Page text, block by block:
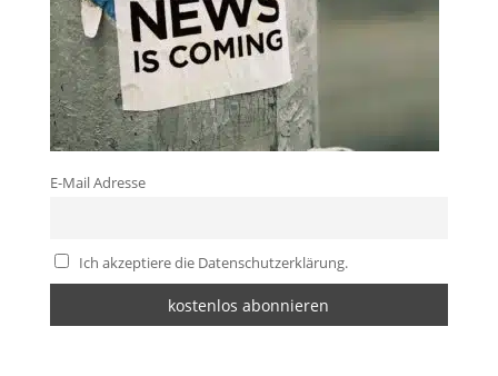
E-Mail Adresse
Ich akzeptiere die Datenschutzerklärung.